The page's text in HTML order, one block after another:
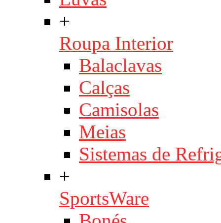
+
Roupa Interior
Balaclavas
Calças
Camisolas
Meias
Sistemas de
+
SportsWare